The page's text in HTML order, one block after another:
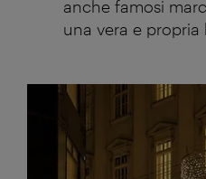
anche famosi
una vera e propria